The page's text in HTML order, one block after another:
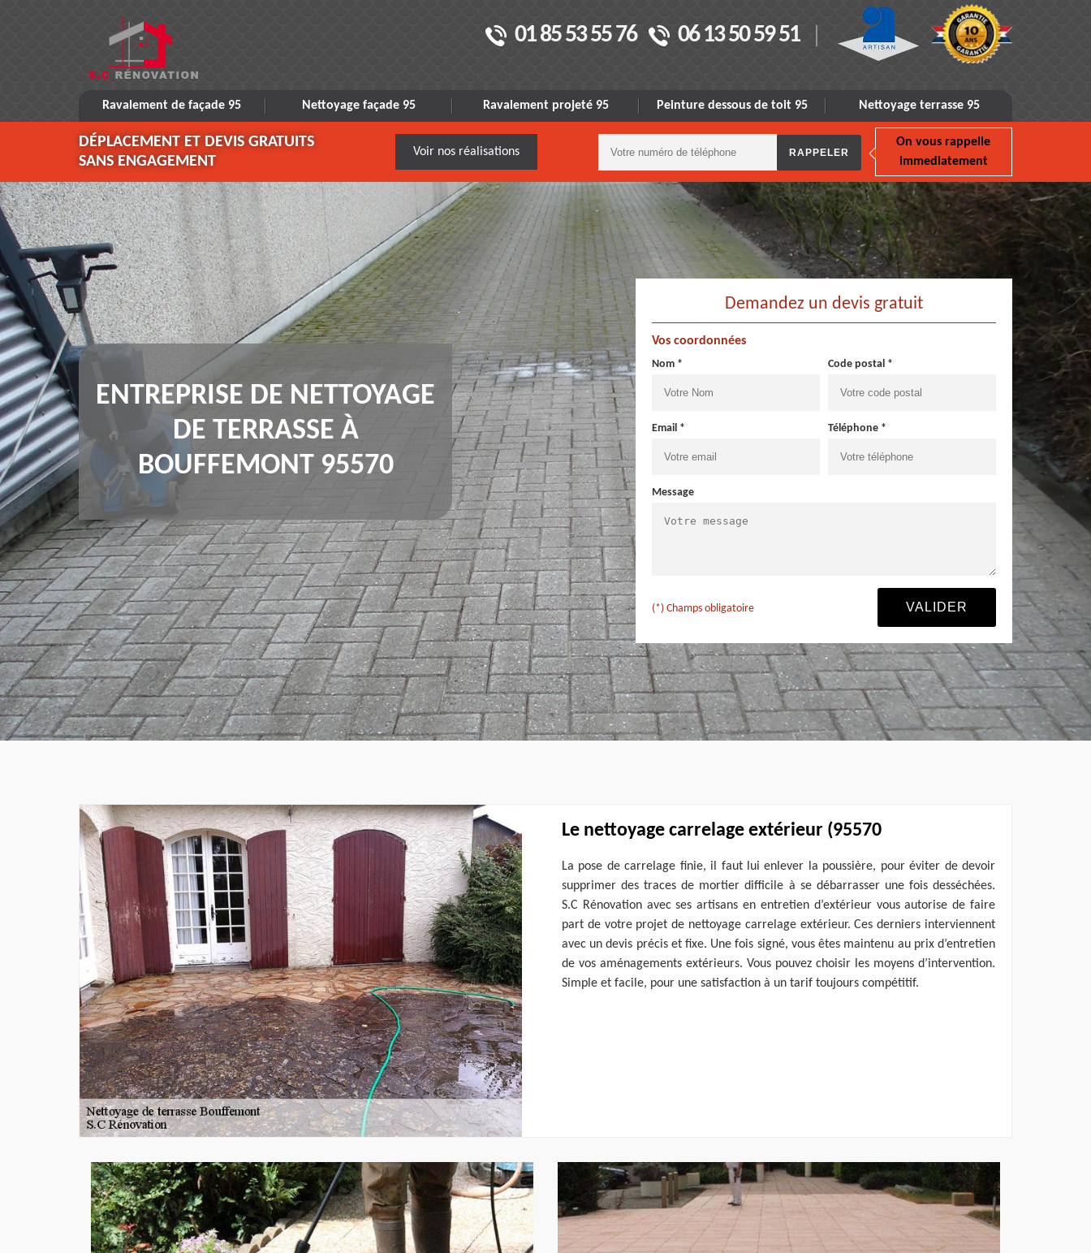
01 85 53 55 76 06 13 50 59 51
Ravalement de façade 95 Nettoyage façade 95 Ravalement projeté 95 Peinture dessous de toit 95 Nettoyage terrasse 95
DÉPLACEMENT ET DEVIS GRATUITS
SANS ENGAGEMENT
Voir nos réalisations
On vous rappelle
immediatement
ENTREPRISE DE NETTOYAGE
DE TERRASSE À
BOUFFEMONT 95570
Demandez un devis gratuit
Vos coordonnées
Nom * Code postal *
Email * Téléphone *
Message
(*) Champs obligatoire
Le nettoyage carrelage extérieur (95570
La pose de carrelage finie, il faut lui enlever la poussière, pour éviter de devoir
supprimer des traces de mortier difficile à se débarrasser une fois desséchées.
S.C Rénovation avec ses artisans en entretien d’extérieur vous autorise de faire
part de votre projet de nettoyage carrelage extérieur. Ces derniers interviennent
avec un devis précis et fixe. Une fois signé, vous êtes maintenu au prix d’entretien
de vos aménagements extérieurs. Vous pouvez choisir les moyens d’intervention.
Simple et facile, pour une satisfaction à un tarif toujours compétitif.